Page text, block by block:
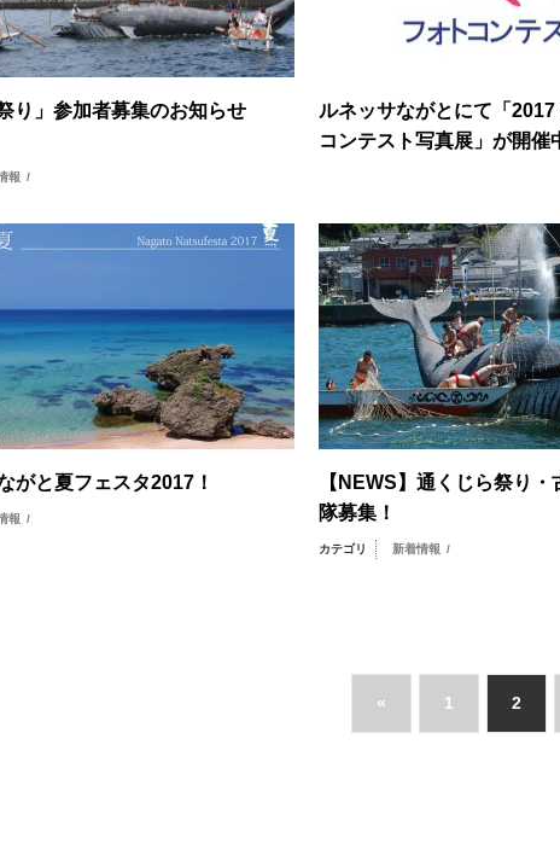
り」参加者募集のお知らせ
報 /
ルネッサながとにて「2017
コンテスト写真展」が開催
がと夏フェスタ2017！
報 /
【NEWS】通くじら祭り
隊募集！
カテゴリ 新着情報 /
« 1 2